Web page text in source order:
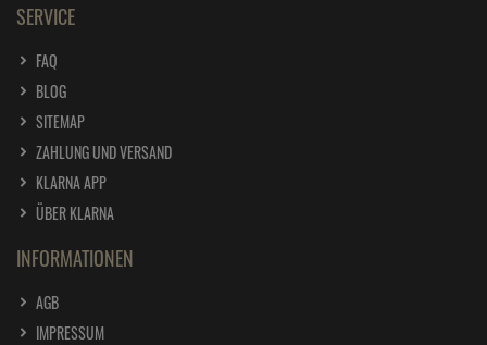
SERVICE
FAQ
BLOG
SITEMAP
ZAHLUNG UND VERSAND
KLARNA APP
ÜBER KLARNA
INFORMATIONEN
AGB
IMPRESSUM